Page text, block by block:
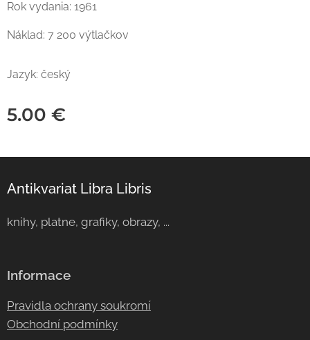
Rok vydania: 1961
Náklad: 7 200 výtlačkov
Jazyk: český
5.00 €
Antikvariat Libra Libris
knihy, platne, grafiky, obrazy, ...
Informace
Pravidla ochrany soukromí
Obchodní podmínky